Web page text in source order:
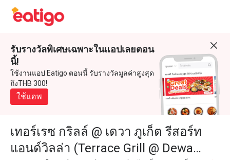
รับรางวัลพิเศษเฉพาะในแอปเลยตอน
นี้!
ใช้งานแอป Eatigo ตอนนี้ รับรางวัลมูลค่าสูงสุด
ถึงTHB 300!
ใช้แอพ
เทอร์เรซ กริลล์ @ เดวา ภูเก็ต รีสอร์ท
แอนด์วิลล่า (Terrace Grill @ Dewa